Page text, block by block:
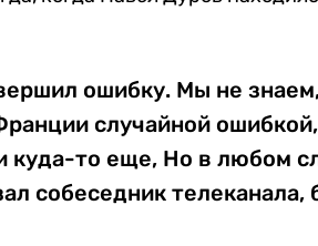
ошибку. Мы не
случайной
куда-то еще, Но в любом
собеседник телеканала,